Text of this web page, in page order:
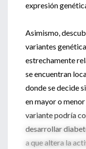
expresión
Asimismo,
variantes
estrechamente
se encuentran
donde se decide
en mayor o
variante podría
desarrollar
a que altera la